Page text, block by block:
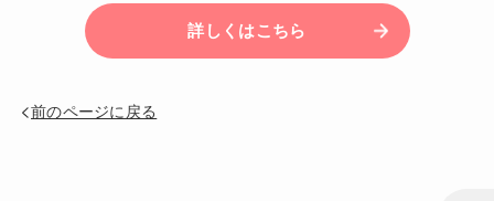
詳しくはこちら
前のページに戻る